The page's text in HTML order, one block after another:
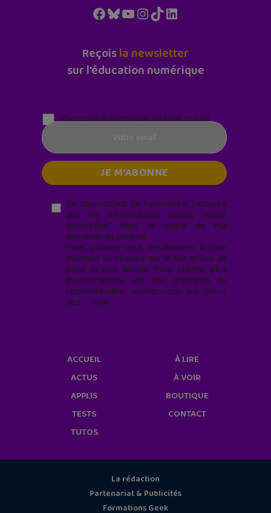
Facebook
Bluesky
YouTube
Instagram
TikTokLinkedIn
Reçoisla newsletter
sur l'éducation numérique
Parentalité numérique (le lundi matin)
En soumettant ce formulaire, j’accepte
que les informations saisies soient
exploitées* dans le cadre de ma
demande de contact.
Vous pouvez vous désabonner à tout
moment en cliquant sur le lien en bas de
page de nos emails. Pour obtenir plus
d'informations sur nos pratiques de
confidentialité, rendez-vous sur notre
site web
ACCUEIL
ACTUS
APPLIS
TESTS
TUTOS
À LIRE
À VOIR
BOUTIQUE
CONTACT
La rédaction
Partenariat & Publicités
Formations Geek